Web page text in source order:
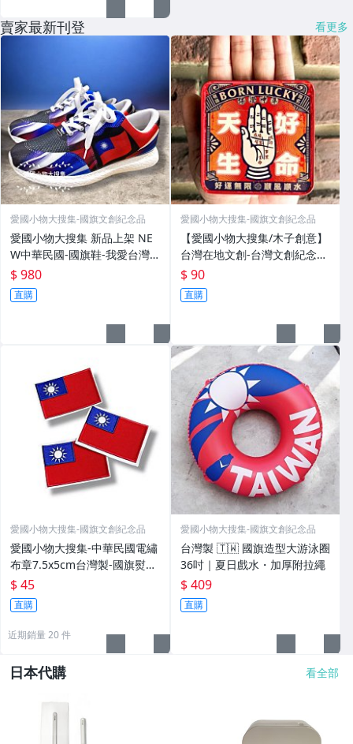
賣家最新刊登 看更多
愛國小物大搜集-國旗文創紀念品
愛國小物大搜集 新品上架 NE
W中華民國-國旗鞋-我愛台灣
國旗潮流鞋｜台灣精神限定款
店裡有現貨國旗鞋！國旗鞋！
國旗鞋！
$ 980
直購
愛國小物大搜集-國旗文創紀念品
【愛國小物大搜集/木子創意】
台灣在地文創-台灣文創紀念
品-方形磁鐵杯墊-天生好命-出
門走走-無心戒酒-趴趴走方杯
墊
$ 90
直購
愛國小物大搜集-國旗文創紀念品
愛國小物大搜集-中華民國電繡
布章7.5x5cm台灣製-國旗熨燙
布章-賣場低消99元商品費不含
運
$ 45
直購
近期銷量 20 件
愛國小物大搜集-國旗文創紀念品
台灣製 🇹🇼 國旗造型大游泳圈
36吋｜夏日戲水・加厚附拉繩
$ 409
直購
日本代購 看全部